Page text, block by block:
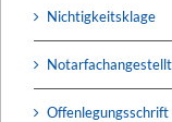
Nichtigkeitsklage
Offenlegungsschrift